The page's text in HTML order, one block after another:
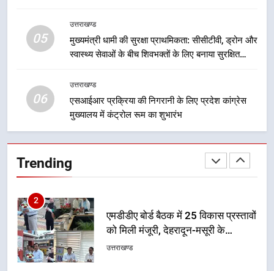
05
उत्तराखण्ड
मुख्यमंत्री धामी की सुरक्षा प्राथमिकता: सीसीटीवी, ड्रोन और
स्वास्थ्य सेवाओं के बीच शिवभक्तों के लिए बनाया सुरक्षित
06
उत्तराखण्ड
एसआईआर प्रक्रिया की निगरानी के लिए प्रदेश कांग्रेस
मुख्यालय में कंट्रोल रूम का शुभारंभ
Trending
गतिविधियों के विस्तार पर हुई चर्चा
उत्तराखण्ड
भारी से बहुत भारी वर्षा की चेतावनी के बीच
जिला प्रशासन अलर्ट, सभी विभागों को हाई
अलर्ट पर रहने के निर्देश
2
3